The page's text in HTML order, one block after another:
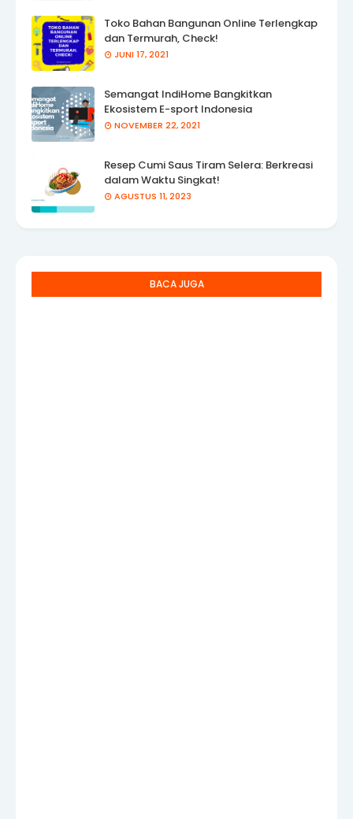
Toko Bahan Bangunan Online Terlengkap
dan Termurah, Check!
JUNI 17, 2021
Semangat IndiHome Bangkitkan
Ekosistem E-sport Indonesia
NOVEMBER 22, 2021
Resep Cumi Saus Tiram Selera: Berkreasi
dalam Waktu Singkat!
AGUSTUS 11, 2023
BACA JUGA